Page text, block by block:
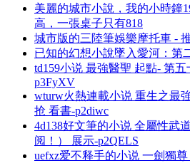
美麗的城市小說，我的小時鐘
高，一張桌子只有818
城市版的三陸筆娛樂摩托車 -
已知的幻想小說墜入愛河：第
td159小说 最強醫聖 起點- 第
p3FyXV
wturw火熱連載小说 重生之最
抢 看書-p2diwc
4d138好文筆的小说 全屬性武
阅！） 展示-p2QELS
uefxz爱不释手的小说 一劍獨